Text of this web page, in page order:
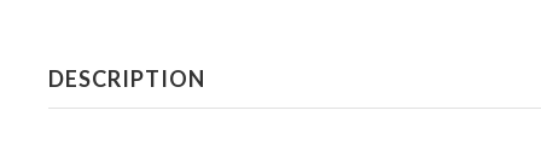
DESCRIPTION